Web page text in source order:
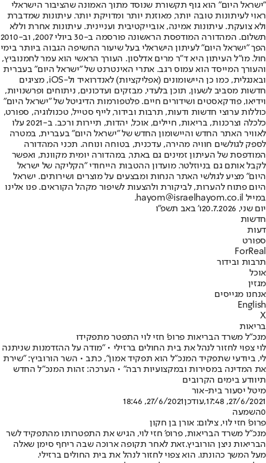
"ישראל היום" הוא גוף תקשורת שנוסד מתוך האמונה שהציבור הישראלי
ראוי לעיתונות טובה יותר, מאוזנת יותר ומדויקת יותר. עיתונות שמדברת
ולא צועקת. עיתונות אמינה, אובייקטיבית ועניינית. עיתונות אחרת וללא
תשלום. המהדורה המודפסת הראשונה פורסמה ב-30 ביולי 2007, וב-2010
הפך "ישראל היום" לעיתון הישראלי בעל שיעור החשיפה הגבוה ביותר בימי
חול. מו"ל העיתון היא ד"ר מרים אדלסון. העורך הראשי הוא עמר לחמנוביץ,
והעורך המייסד הוא עמוס רגב. אתרי האינטרנט של "ישראל היום" בעברית
ובאנגלית, כמו כן היישומונים (אפליקציות) לאנדרואיד ול-iOS, מציגים
חדשות מסביב לשעון, תוכן בלעדי, מבזקים ועדכונים, ניתוחים ופרשנויות,
וידיאו, פודקאסטים ושידורים חיים. פלטפורמות הדיגיטל של "ישראל היום"
כוללות ערוצי חדשות ודעות, תרבות ובידור, לייף סטייל, טכנולוגיה, ספורט,
כלכלה וצרכנות, בריאות, חיילים, אוכל, יהדות, תיירות ורכב. ב-2021 עלו
לאוויר האתר החדש והיישומון החדש של "ישראל היום" בעברית, במטרה
לספק לגולשים חוויה מהירה, עדכנית, בטוחה ונוחה. תכני המהדורה
המודפסת של העיתון זמינים גם באתר, במהדורה יומית מקוונת, ואפשר
לקבל אותם גם בניוזלטר. מועדון ההטבות הייחודי "הקליקה של ישראל
היום" מציע לגולשי האתר הנחות ומבצעים על מוצרים ושירותים. ישראל
היום פתוח להערות, לביקורת ולהצעות לשיפור מקהל הקוראים. פנו אלינו
במייל hayom@israelhayom.co.il.
יום שני, 20.7.2026
ו' באב תשפ"ו
חדשות
דעות
ספורט
ForReal
תרבות ובידור
אוכל
מגזין
אנחנו מגייסים
English
X
בריאות
מנכ"ל משרד הבריאות פרופ' חזי לוי התפטר מתפקידו
לוי צפוי לחזור לנהל את בית החולים ברזילי • "מודה על ההזדמנות שניתנה
לי, ביודעי שתפקיד המנכ"ל הוא תפקיד אמון", כתב • השר הורוביץ: "שירת
את המדינה במסירות ובמקצועיות רבה" • הערכה: זהות המנכ"ל החדש
תיוודע בימים הקרובים
מיטל יסעור בית-אור
27/6/2021, 17:48
,עודכן27/6/2021, 18:46
0השמעה
פרופ' חזי לוי, צילום: אורן בן חקון
מנכ"ל משרד הבריאות, פרופ' חזי לוי, הגיש את התפטרותו מהתפקיד לשר
הבריאות ניצן הורוביץ.זאת לאחר תקופה ארוכה שבה ריחף סימן שאלה
מעל המשך כהונתו. הוא צפוי לחזור לנהל את בית החולים ברזילי.